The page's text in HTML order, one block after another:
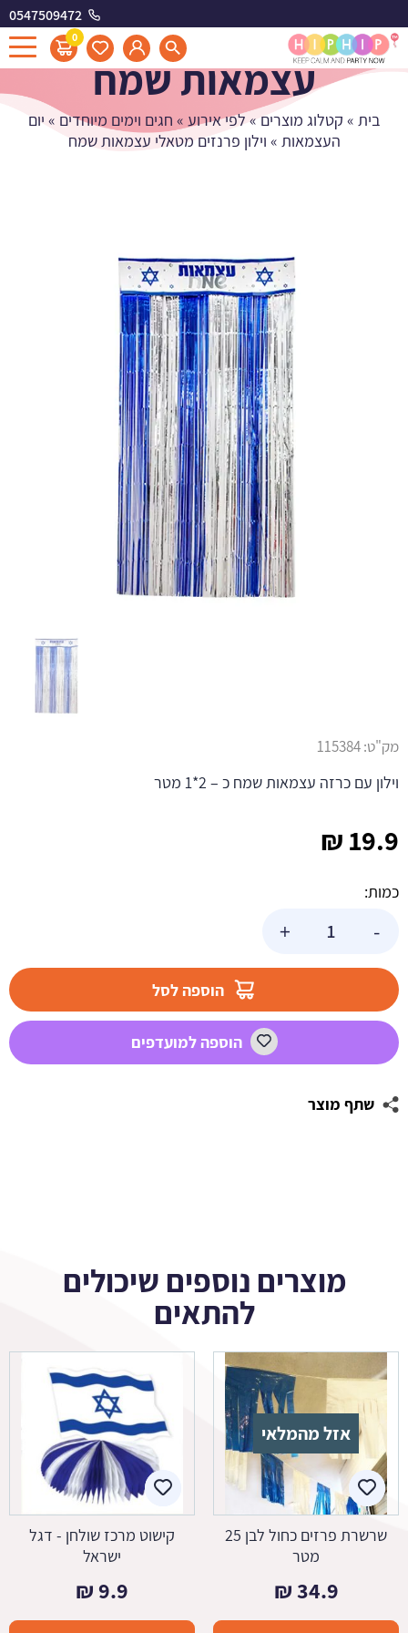
0547509472
0
וילון פרנזים מטאלי
עצמאות שמח
בית » קטלוג מוצרים »לפי אירוע » חגים וימים מיוחדים » יום
העצמאות » וילון פרנזים מטאלי עצמאות שמח
19.9
₪
כמות:
-
עצמאות
+
הוספה לסל
הוספה למועדפים
שתף מוצר
מק"ט:115384
וילון עם כרזה עצמאות שמח כ – 2*1 מטר
מוצרים נוספים שיכולים
להתאים
אזל מהמלאי
שרשרת פרזים כחול לבן 25
מטר
34.9
₪
קישוט מרכז שולחן - דגל
ישראל
9.9
₪